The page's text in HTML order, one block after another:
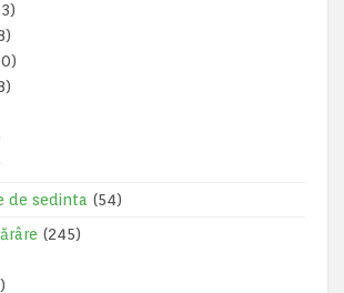
de sedinta (54)
(245)